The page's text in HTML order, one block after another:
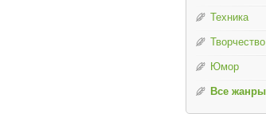
Техника
Юмор
Все жанры